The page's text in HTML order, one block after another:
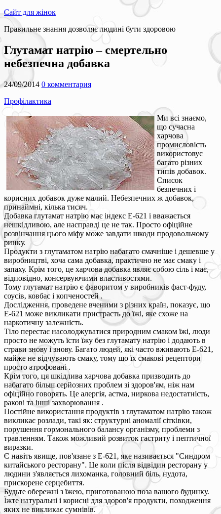
Сайт для жінок
Правильне знання дозволяє людині бути здоровою
Глутамат натрію – смертельно
небезпечна добавка
24/09/2014 0 комментария
Профілактика
Ми всі знаємо,
що сучасна
харчова
промисловість
використовує
багато різних
типів добавок.
Список
безпечних і
корисних добавок дуже малий. Небезпечних ж добавок,
принаймні, кілька тисяч.
Добавка глутамат натрію має індекс Е-621 і вважається
нешкідливою, але насправді це не так. Просто офіційне
розвінчання цього міфу може завдати шкоди продовольчому
ринку.
Продукти з глутаматом натрію набагато смачніше і дешевше у
виробництві, хоча сама добавка, практично не має смаку і
запаху. Крім того, це харчова добавка являє собою сіль і має,
відповідно, консервуючими властивостями.
Тому глутамат натрію є фаворитом у виробників фаст-фуду,
соусів, ковбас і копченостей .
Дослідження, проведене вченими з різних країн, показує, що
Е-621 може викликати пристрасть до їжі, яке схоже на
наркотичну залежність.
Тіло перестає насолоджуватися природним смаком їжі, люди
просто не можуть їсти їжу без глутамату натрію і додають в
страви знову і знову. Багато людей, які часто вживають Е-621,
майже не відчувають смаку, тому що їх смакові рецептори
просто атрофовані .
Крім того, ця шкідлива харчова добавка призводить до
набагато більш серйозних проблем зі здоров'ям, ніж нам
офіційно говорять. Це алергія, астма, ниркова недостатність,
ракові та інші захворювання .
Постійне використання продуктів з глутаматом натрію також
викликає розлади, такі як: структурні аномалії сітківки,
порушення гормонального балансу організму, проблеми з
травленням. Також можливий розвиток гастриту і пептичної
виразки.
Є навіть явище, пов'язане з Е-621, яке називається "Синдром
китайського ресторану". Це коли після відвідин ресторану у
людини з'являється лихоманка, головний біль, нудота,
прискорене серцебиття.
Будьте обережні з їжею, приготованою поза вашого будинку.
Їжте натуральні і корисні для здоров'я продукти, походження
яких не викликає сумнівів.